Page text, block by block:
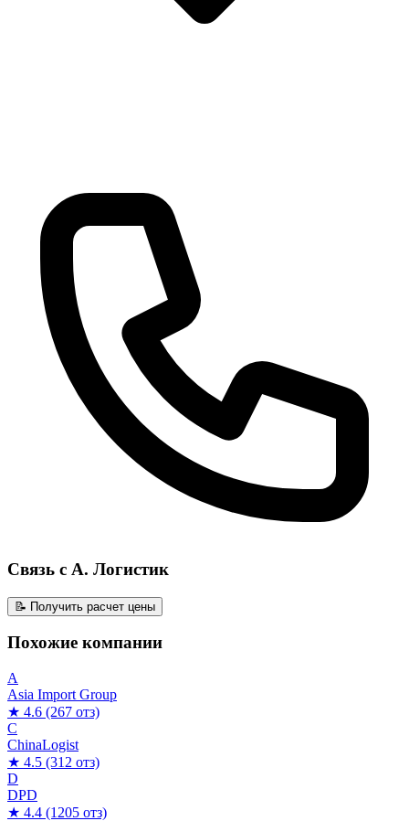
Связь с А. Логистик
📝 Получить расчет цены
Похожие компании
A
Asia Import Group
★ 4.6 (267 отз)
C
ChinaLogist
★ 4.5 (312 отз)
D
DPD
★ 4.4 (1205 отз)